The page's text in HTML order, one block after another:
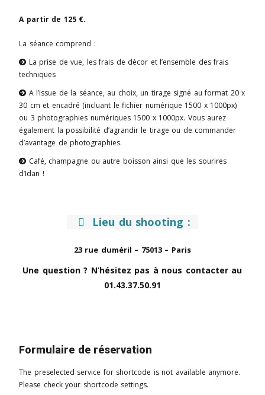
A partir de 125 €.
La séance comprend :
 La prise de vue, les frais de décor et l’ensemble des frais
techniques
 A l’issue de la séance, au choix, un tirage signé au format 20 x
30 cm et encadré (incluant le fichier numérique 1500 x 1000px)
ou 3 photographies numériques 1500 x 1000px. Vous aurez
également la possibilité d’agrandir le tirage ou de commander
d’avantage de photographies.
 Café, champagne ou autre boisson ainsi que les sourires
d’Idan !
 Lieu du shooting :
23 rue duméril – 75013 – Paris
Une question ? N’hésitez pas à nous contacter au
01.43.37.50.91
Formulaire de réservation
The preselected service for shortcode is not available anymore.
Please check your shortcode settings.